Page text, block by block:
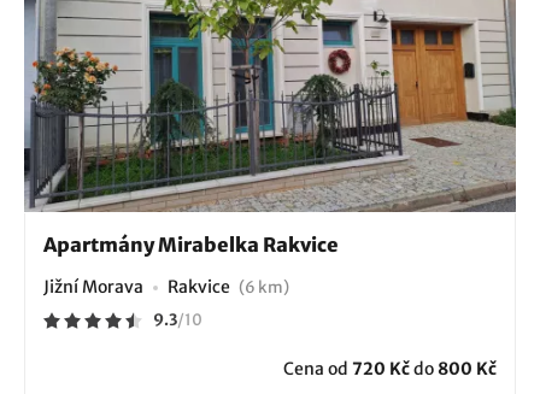
Apartmány Mirabelka Rakvice
Jižní Morava Rakvice (6 km)
9.3/10
Cena od 720 Kčdo 800 Kč